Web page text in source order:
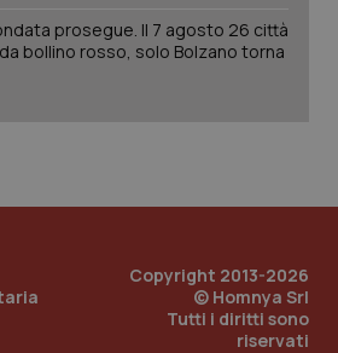
prosegue. Il 7 agosto 26 città
bollino rosso, solo Bolzano torna
Copyright 2013-2026
© Homnya Srl
Tutti i diritti sono
riservati